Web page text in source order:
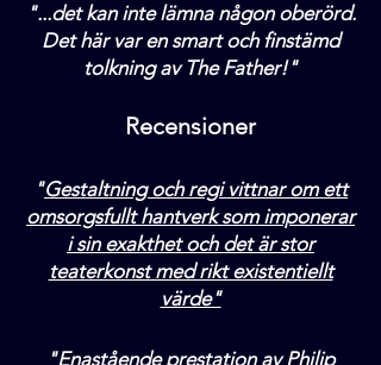
"...det kan inte lämna någon oberörd.
Det här var en smart och finstämd
tolkning av The Father!"
Recensioner
"Gestaltning och regi vittnar om ett
omsorgsfullt hantverk som imponerar
i sin exakthet och det är stor
teaterkonst med rikt existentiellt
värde"
"Enastående prestation av Philip